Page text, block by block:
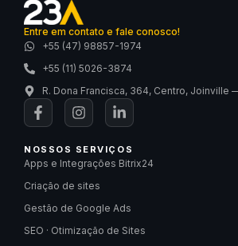
Entre em contato e fale conosco!
+55 (47) 98857-1974
+55 (11) 5026-3874
R. Dona Francisca, 364, Centro, Joinville
NOSSOS SERVIÇOS
Apps e Integrações Bitrix24
Criação de sites
Gestão de Google Ads
SEO · Otimização de Sites